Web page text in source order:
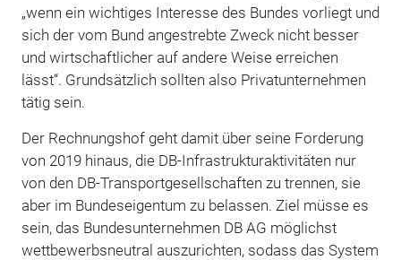
„wenn ein wichtiges Interesse des Bundes vorliegt und
sich der vom Bund angestrebte Zweck nicht besser
und wirtschaftlicher auf andere Weise erreichen
lässt“. Grundsätzlich sollten also Privatunternehmen
tätig sein.
Der Rechnungshof geht damit über seine Forderung
von 2019 hinaus, die DB-Infrastrukturaktivitäten nur
von den DB-Transportgesellschaften zu trennen, sie
aber im Bundeseigentum zu belassen. Ziel müsse es
sein, das Bundesunternehmen DB AG möglichst
wettbewerbsneutral auszurichten, sodass das System